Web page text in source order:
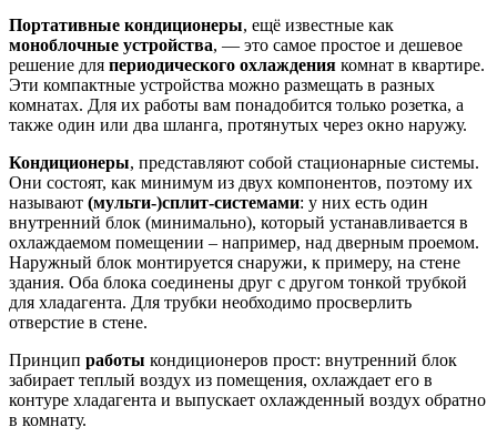
Портативные кондиционеры, ещё известные как
моноблочные устройства, — это самое простое и дешевое
решение для периодического охлаждения комнат в квартире.
Эти компактные устройства можно размещать в разных
комнатах. Для их работы вам понадобится только розетка, а
также один или два шланга, протянутых через окно наружу.
Кондиционеры, представляют собой стационарные системы.
Они состоят, как минимум из двух компонентов, поэтому их
называют (мульти-)сплит-системами: у них есть один
внутренний блок (минимально), который устанавливается в
охлаждаемом помещении – например, над дверным проемом.
Наружный блок монтируется снаружи, к примеру, на стене
здания. Оба блока соединены друг с другом тонкой трубкой
для хладагента. Для трубки необходимо просверлить
отверстие в стене.
Принцип работы кондиционеров прост: внутренний блок
забирает теплый воздух из помещения, охлаждает его в
контуре хладагента и выпускает охлажденный воздух обратно
в комнату.